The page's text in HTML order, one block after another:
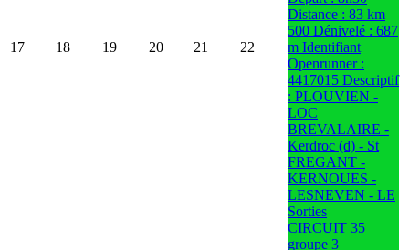
17 18 19 20 21 22
Distance : 83 km
500 Dénivelé : 687
m Identifiant
Openrunner :
4417015 Descriptif
: PLOUVIEN -
LOC
BREVALAIRE -
Kerdroc (d) - St
FREGANT -
KERNOUES -
LESNEVEN - LE
Sorties
CIRCUIT 35
groupe 3